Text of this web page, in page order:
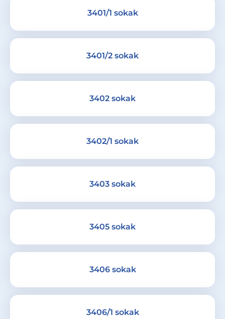
3401/1 sokak
3401/2 sokak
3402 sokak
3402/1 sokak
3403 sokak
3405 sokak
3406 sokak
3406/1 sokak